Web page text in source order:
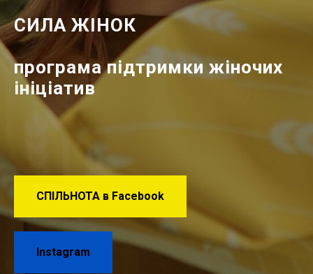
СИЛА ЖІНОК
програма підтримки жіночих
ініціатив
СПІЛЬНОТА в Facebook
Instagram